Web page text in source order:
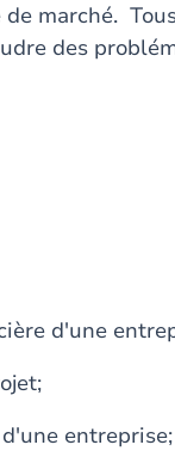
marché.
des
d'une
entreprise;